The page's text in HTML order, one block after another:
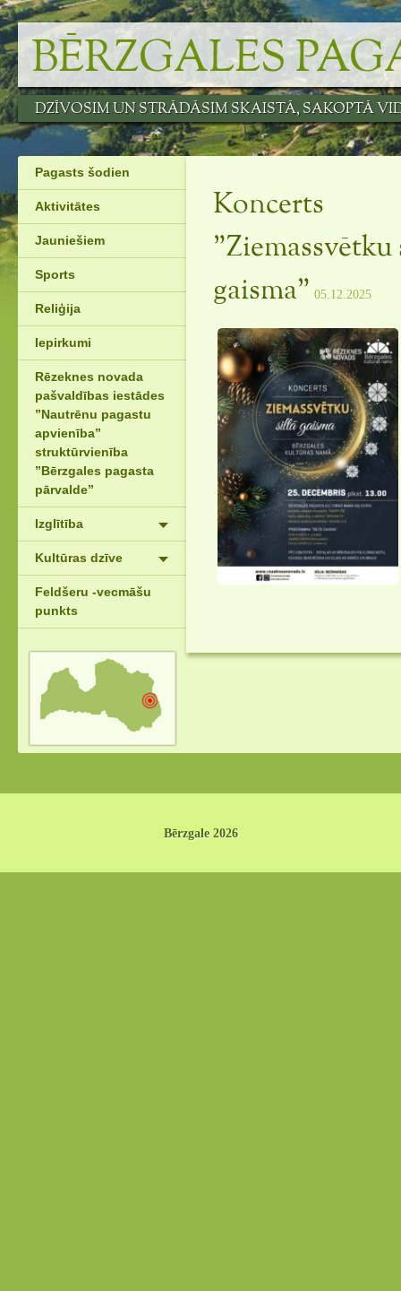
Skip
content
BĒRZGALES
DZĪVOSIM UN STRĀDĀSIM SKAISTĀ, SAKOPTĀ
Pagasts šodien
Aktivitātes
Jauniešiem
Sports
Reliģija
Iepirkumi
Rēzeknes novada
pašvaldības iestādes
”Nautrēnu pagastu
apvienība”
struktūrvienība
”Bērzgales pagasta
pārvalde”
Izglītība
Kultūras dzīve
Feldšeru -vecmāšu
punkts
Koncerts
”Ziemassvētku
gaisma” 05.12.2025
Bērzgale 2026